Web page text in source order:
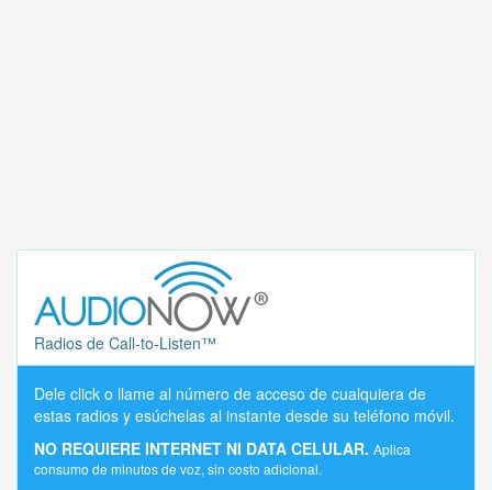
Radios de Call-to-Listen™
Dele click o llame al número de acceso de cualquiera de
estas radios y esúchelas al instante desde su teléfono móvil.
NO REQUIERE INTERNET NI DATA CELULAR. Aplica
consumo de minutos de voz, sin costo adicional.